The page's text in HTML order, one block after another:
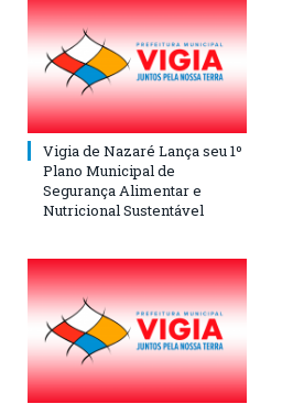
Vigia de Nazaré Lança seu 1º
Plano Municipal de
Segurança Alimentar e
Nutricional Sustentável